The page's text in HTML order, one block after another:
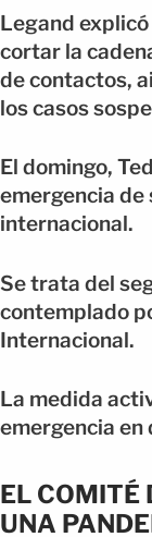
Legand
cortar la
de contactos,
los casos
El domingo,
emergencia
internacional.
Se trata del
contemplado
Internacional.
La medida
emergencia
EL COMITÉ
UNA